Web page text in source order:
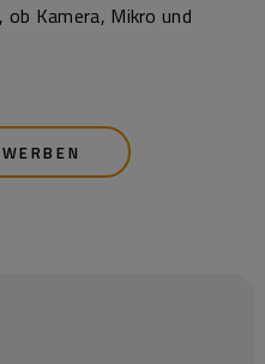
Kamera, Mikro und